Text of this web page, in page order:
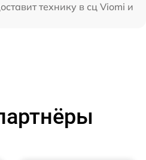
технику в сц Viomi и